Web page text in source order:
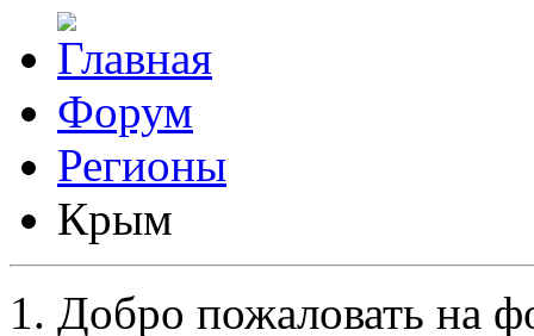
Форум
Регионы
Крым
Добро пожаловать на